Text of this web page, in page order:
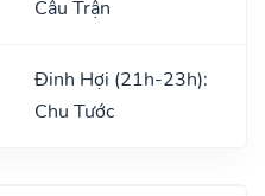
Câu Trận
Đinh Hợi (21h-23h):
Chu Tước